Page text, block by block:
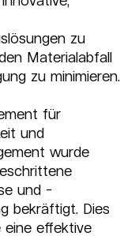
zu
Materialabfall
zu minimieren.
für
und
wurde
und -
bekräftigt. Dies
eine effektive